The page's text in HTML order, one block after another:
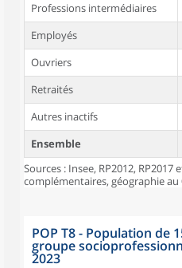
Professions intermédiaires
Employés
Ouvriers
Retraités
Autres inactifs
Ensemble
Sources : Insee, RP2012,
complémentaires, géographie au
POP T8 - Population de
groupe
2023